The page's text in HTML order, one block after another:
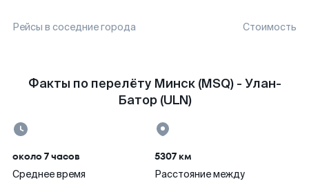
Рейсы в соседние города Стоимость
Факты по перелёту Минск (MSQ) - Улан-
Батор (ULN)
около 7 часов
Среднее время
5307 км
Расстояние между